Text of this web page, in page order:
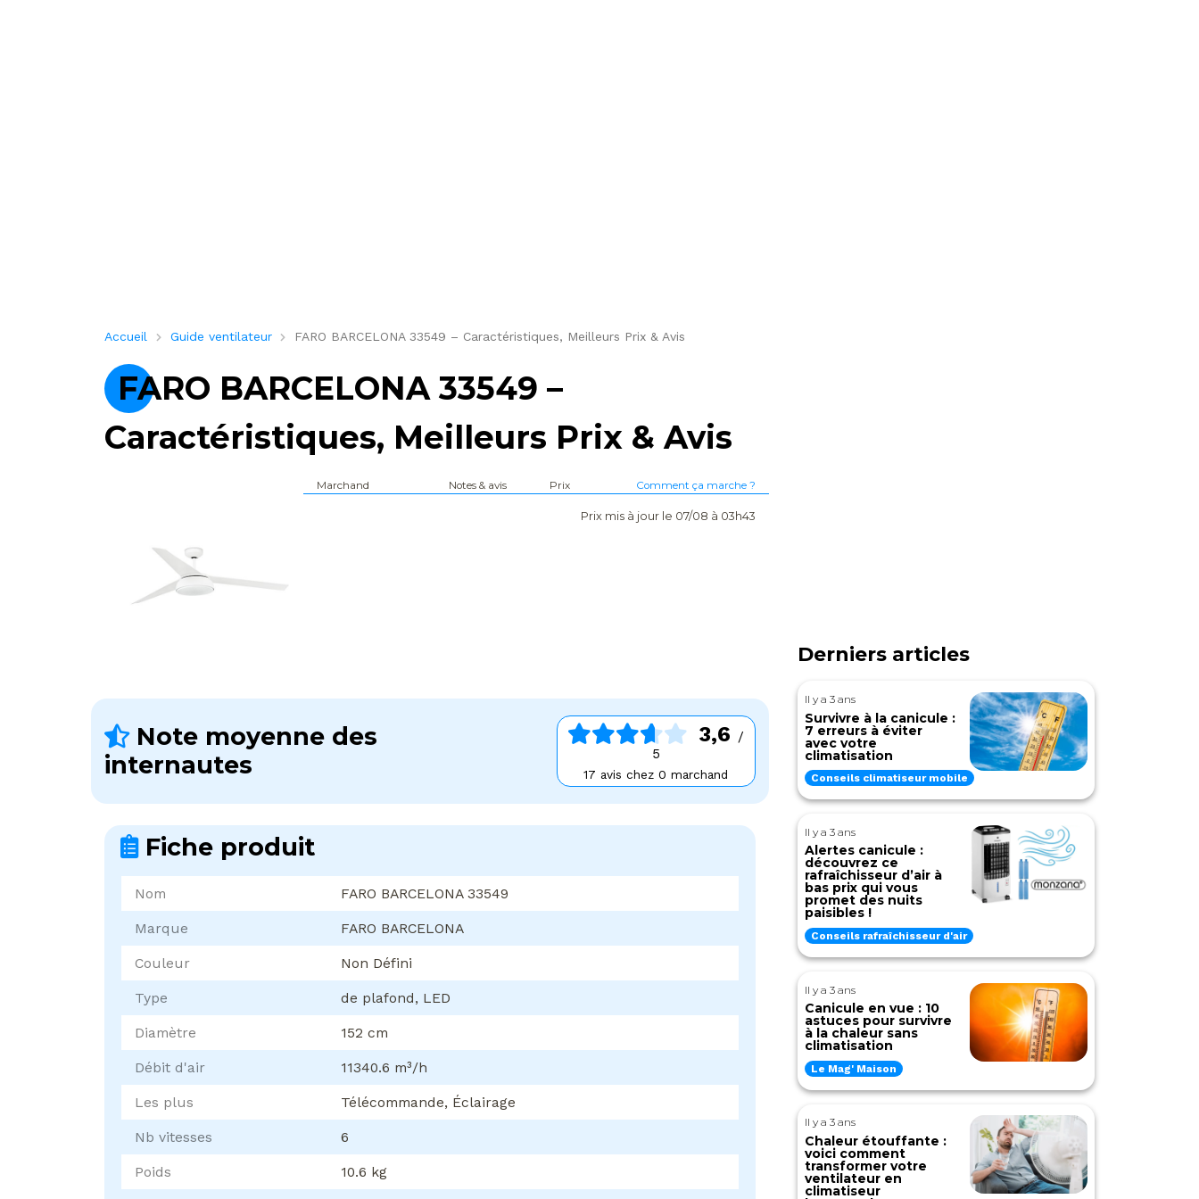
Accueil Guide ventilateur FARO BARCELONA 33549 – Caractéristiques, Meilleurs Prix & Avis
FARO BARCELONA 33549 –
Caractéristiques, Meilleurs Prix & Avis
Marchand Notes & avis Prix Comment ça marche ?
Prix mis à jour le 07/08 à 03h43
Note moyenne des
internautes
3,6 /
5
17 avis chez 0 marchand
Fiche produit
Nom FARO BARCELONA 33549
Marque FARO BARCELONA
Couleur Non Défini
Type de plafond, LED
Diamètre 152 cm
Débit d'air 11340.6 m³/h
Les plus Télécommande, Éclairage
Nb vitesses 6
Poids 10.6 kg
Derniers articles
Il y a 3 ans
Survivre à la canicule :
7 erreurs à éviter
avec votre
climatisation
Conseils climatiseur mobile
Il y a 3 ans
Alertes canicule :
découvrez ce
rafraîchisseur d’air à
bas prix qui vous
promet des nuits
paisibles !
Conseils rafraîchisseur d'air
Il y a 3 ans
Canicule en vue : 10
astuces pour survivre
à la chaleur sans
climatisation
Le Mag' Maison
Il y a 3 ans
Chaleur étouffante :
voici comment
transformer votre
ventilateur en
climatiseur